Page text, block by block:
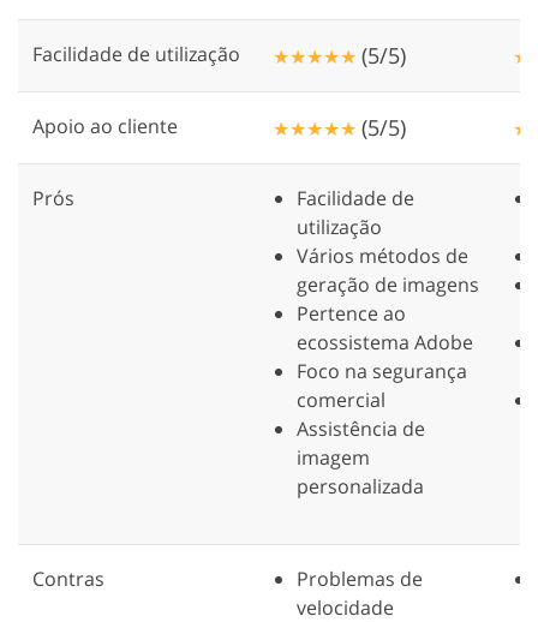
Facilidade de utilização ★★★★★ (5/5)
Apoio ao cliente ★★★★★ (5/5)
Prós
Facilidade de
utilização
Vários métodos de
geração de imagens
Pertence ao
ecossistema Adobe
Foco na segurança
comercial
Assistência de
imagem
personalizada
Contras
Problemas de
velocidade